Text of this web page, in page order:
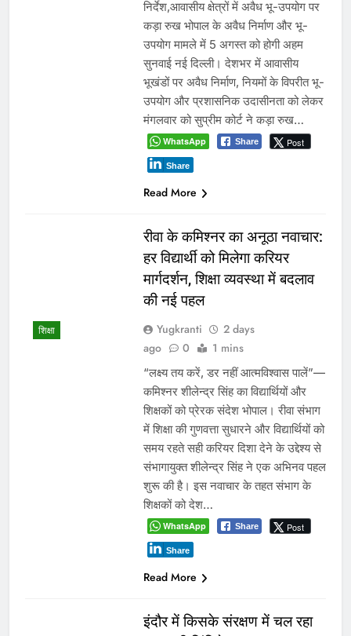
Yugkranti
3 days
ago
16 जून के स्थानांतरण आदेश का अब तक
नहीं हुआ पालन, विभागीय अधिकारियों की
कार्यशैली पर उठे सवाल इंदौर 3 अगस्त
2026। मध्यप्रदेश शासन के वाणिज्यिक कर
(आबकारी) विभाग मंत्रालय द्वारा 16 जून
2026 को जारी व्यापक स्थानांतरण आदेशों के
बावजूद इंदौर में पदस्थ पांच आबकारी
अधिकारी अब तक कार्यमुक्त नहीं किए गए हैं।
WhatsApp Share Post
Share
Read More
प्रदेश में बिना बिल दौड़ रहे पान
मसाला और स्क्रैप से लदे वाहन,
विभागीय कार्यप्रणाली पर उठे गंभीर
सवाल
Yugkranti
4 days
1 mins
अवैध परिवहन पर कार्रवाई को लेकर विभाग की
भूमिका सवालों के घेरे में कमिश्नर और
विभागीय तंत्र पर संरक्षण के आरोप, मंत्री के
निर्देशों के पालन को लेकर भी चर्चाएं तेज
भोपाल। मध्य प्रदेश की सड़कों पर बिना बिल,
बिना ई-वे बिल और आवश्यक दस्तावेजों के पान
मसाला, गुटखा तथा आयरन-स्क्रैप से लदे
WhatsApp Share Post